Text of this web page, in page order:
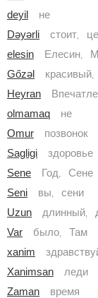
deyil
не
Dəyərli
стоит,
elesin
Елесин,
Gőzəl
красивый,
Heyran
olmamaq
не
Omur
позвонок
Sagligi
здоровье
Sene
Год, Сене
Seni
вы, сени
Uzun
длинный,
Var
было, Там
xanim
Xanimsan
леди
Zaman
время